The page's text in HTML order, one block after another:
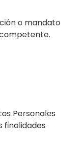
o mandato
Personales
finalidades